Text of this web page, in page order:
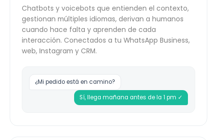
Chatbots y voicebots que entienden el contexto,
gestionan múltiples idiomas, derivan a humanos
cuando hace falta y aprenden de cada
interacción. Conectados a tu WhatsApp Business,
web, Instagram y CRM.
¿Mi pedido está en camino?
Sí, llega mañana antes de la 1 pm ✓